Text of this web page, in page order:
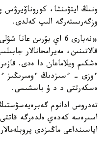
ونىڭ ايتۋىنشا، كوروناۆيرۋس
وزگەرىستەرگە الىپ كەلدى.
«نەبارى 6 اي بۇرىن
قالاتىنىن، مەيرامحانالار
ەشكىم ويلاماعان دا ەدى.
ءوزى - ءسىزدىڭ ءومىرىڭىز
ەسكەرتتى د د ۇ باسشىسى.
تەدروس ادانوم
اسىرەسە كەدەي ەلدەرگە
اياسىنداعى ماڭىزدى